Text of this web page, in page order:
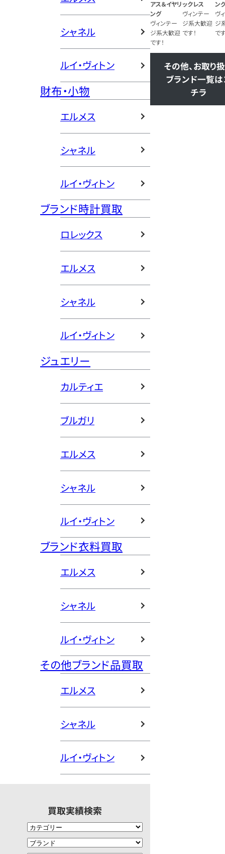
シャネル
ルイ・ヴィトン
財布・小物
エルメス
シャネル
ルイ・ヴィトン
ブランド時計買取
ロレックス
エルメス
シャネル
ルイ・ヴィトン
ジュエリー
カルティエ
ブルガリ
エルメス
シャネル
ルイ・ヴィトン
ブランド衣料買取
エルメス
シャネル
ルイ・ヴィトン
その他ブランド品買取
エルメス
シャネル
ルイ・ヴィトン
買取実績検索
アス＆イヤリ
ング
ヴィンテー
ジ系大歓迎
です！
ックレス
ヴィンテー
ジ系大歓迎
です！
ン
ヴ
ジ
で
その他、お取り
ブランド一覧
チラ